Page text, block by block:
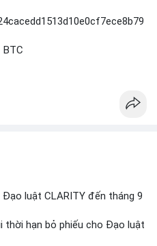
BTC
luật CLARITY đến tháng 9
thời hạn bỏ phiếu cho Đạo luật